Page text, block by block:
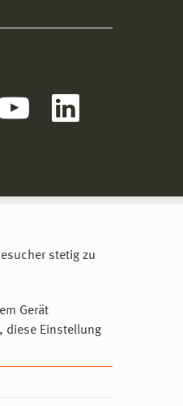
stetig zu
Gerät
diese Einstellung